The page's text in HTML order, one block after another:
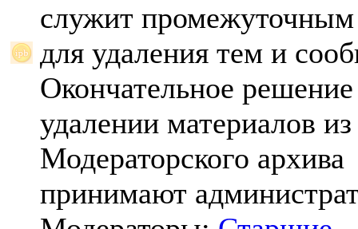
служит промежуточным
для удаления тем и
Окончательное
удалении материалов из
Модераторского архива
принимают